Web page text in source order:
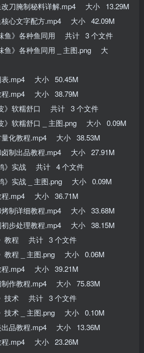
改刀腌制秘料详解.mp4 大小 13.29M
核心文字配方.mp4 大小 42.09M
鱼》各种鱼同用 共计 3 个文件
鱼》各种鱼同用 _ 主图.png 大
表.mp4 大小 50.45M
程.mp4 大小 38.79M
》软糯舒口 共计 3 个文件
》软糯舒口 _ 主图.png 大小 0.09M
量化教程.mp4 大小 38.53M
卤制出品教程.mp4 大小 27.91M
》实战 共计 4 个文件
》实战 _ 主图.png 大小 0.09M
程.mp4 大小 36.71M
烤制详细教程.mp4 大小 33.68M
初步处理教程.mp4 大小 38.15M
教程 共计 3 个文件
教程 _ 主图.png 大小 0.06M
程.mp4 大小 39.21M
制作教程.mp4 大小 75.83M
技术 共计 3 个文件
技术 _ 主图.png 大小 0.10M
出品教程.mp4 大小 13.36M
程.mp4 大小 23.26M